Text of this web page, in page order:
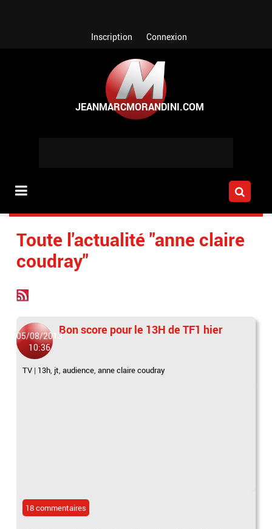
Inscription Connexion
Toute l'actualité "anne claire
coudray"
05/08/2013
10:36
Bon score pour le 13H de TF1 hier
TV | 13h, jt,audience,anne claire coudray
18 commentaires